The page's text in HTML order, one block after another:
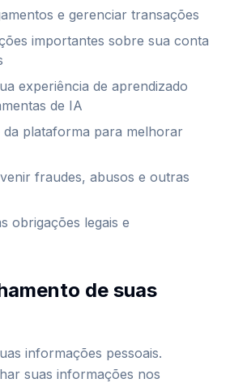
e gerenciar transações
importantes sobre sua conta
experiência de aprendizado
de IA
da plataforma para melhorar
fraudes, abusos e outras
obrigações legais e
de suas
informações pessoais.
suas informações nos